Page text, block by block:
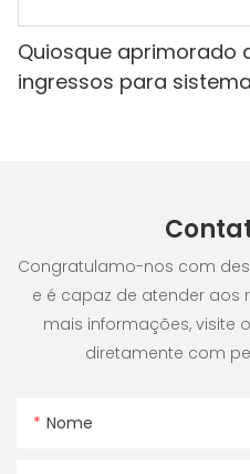
Quiosque aprimorado
ingressos para
Congratulamo-nos com
e é capaz de atender aos
mais informações, visite
diretamente com
Nome